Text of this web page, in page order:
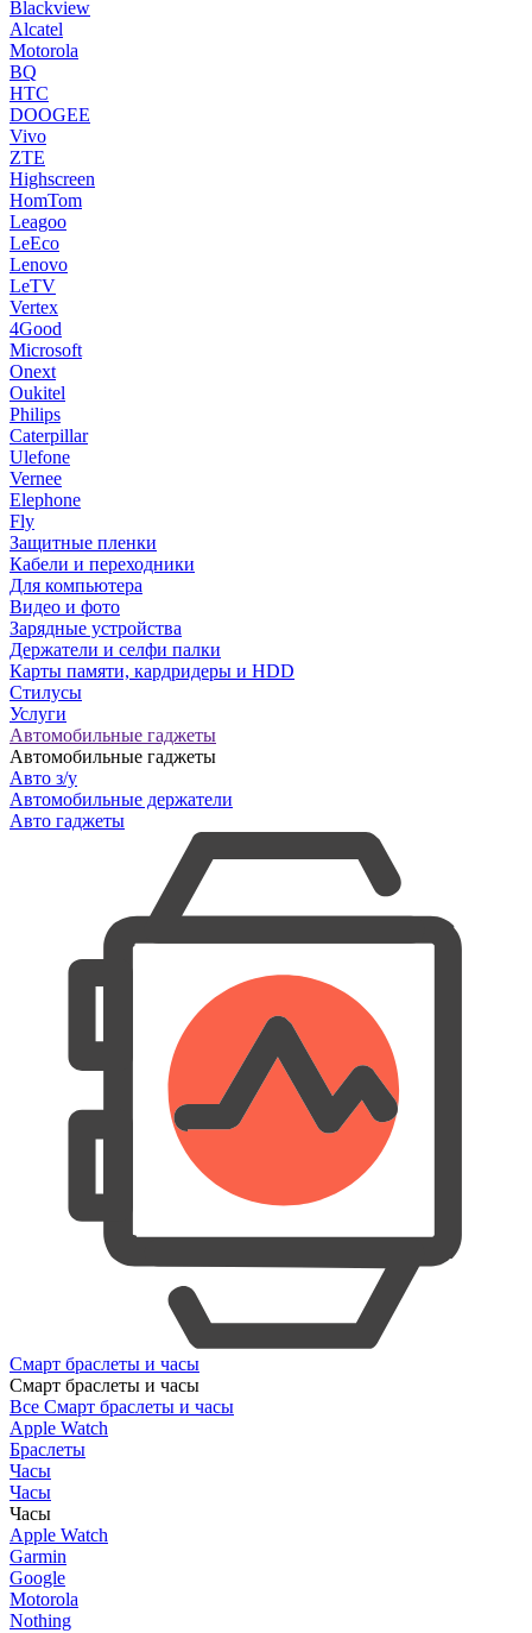
Blackview
Alcatel
Motorola
BQ
HTC
DOOGEE
Vivo
ZTE
Highscreen
HomTom
Leagoo
LeEco
Lenovo
LeTV
Vertex
4Good
Microsoft
Onext
Oukitel
Philips
Caterpillar
Ulefone
Vernee
Elephone
Fly
Защитные пленки
Кабели и переходники
Для компьютера
Видео и фото
Зарядные устройства
Держатели и селфи палки
Карты памяти, кардридеры и HDD
Стилусы
Услуги
Автомобильные гаджеты
Автомобильные гаджеты
Авто з/у
Автомобильные держатели
Авто гаджеты
Смарт браслеты и часы
Смарт браслеты и часы
Все Смарт браслеты и часы
Apple Watch
Браслеты
Часы
Часы
Часы
Apple Watch
Garmin
Google
Motorola
Nothing